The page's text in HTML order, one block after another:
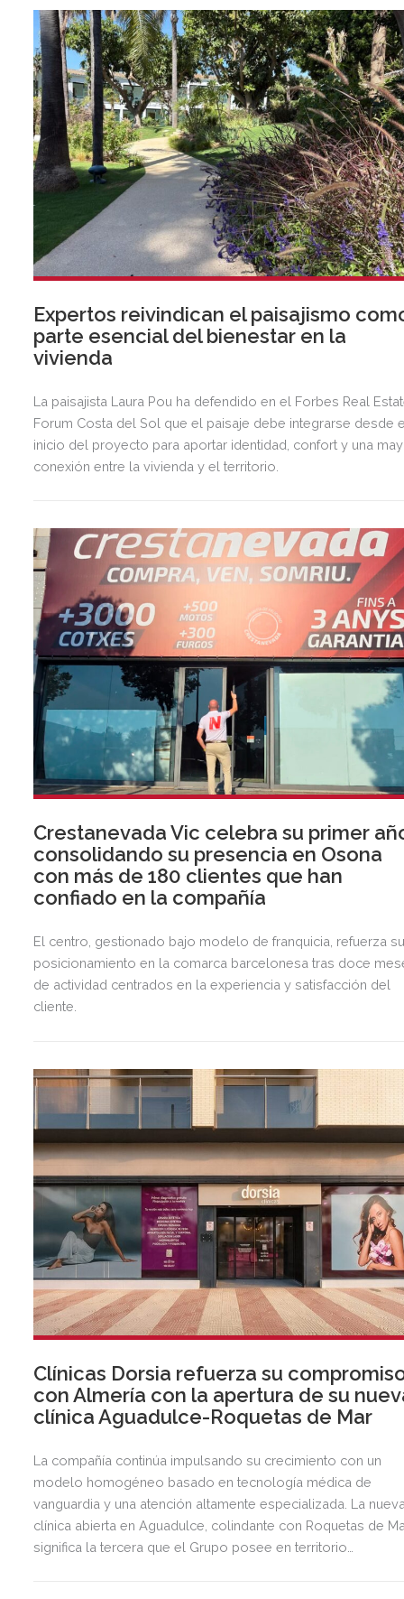
exclusiva agenda social.
Expertos reivindican el paisajismo
parte esencial del bienestar en la
vivienda
La paisajista Laura Pou ha defendido en el Forbes Real
Forum Costa del Sol que el paisaje debe integrarse desde
inicio del proyecto para aportar identidad, confort y una
conexión entre la vivienda y el territorio.
Crestanevada Vic celebra su primer
consolidando su presencia en Osona
con más de 180 clientes que han
confiado en la compañía
El centro, gestionado bajo modelo de franquicia, refuerza
posicionamiento en la comarca barcelonesa tras doce
de actividad centrados en la experiencia y satisfacción del
cliente.
Clínicas Dorsia refuerza su
con Almería con la apertura de su
clínica Aguadulce-Roquetas de Mar
La compañía continúa impulsando su crecimiento con un
modelo homogéneo basado en tecnología médica de
vanguardia y una atención altamente especializada. La
clínica abierta en Aguadulce, colindante con Roquetas de
significa la tercera que el Grupo posee en territorio